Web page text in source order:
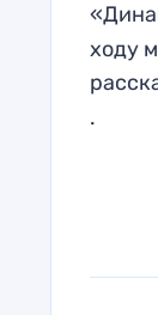
ходу
.